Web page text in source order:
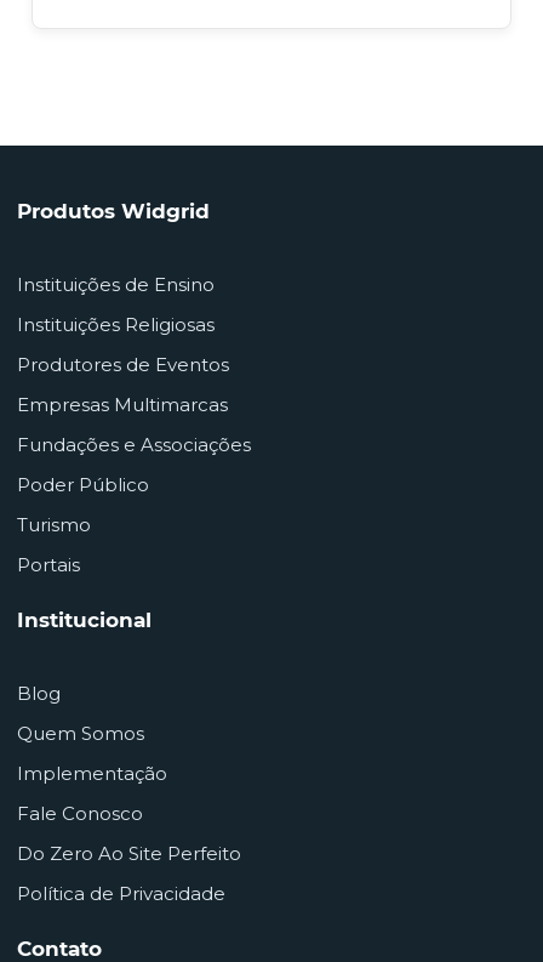
Produtos Widgrid
Instituições de Ensino
Instituições Religiosas
Produtores de Eventos
Empresas Multimarcas
Fundações e Associações
Poder Público
Turismo
Portais
Institucional
Blog
Quem Somos
Implementação
Fale Conosco
Do Zero Ao Site Perfeito
Política de Privacidade
Contato